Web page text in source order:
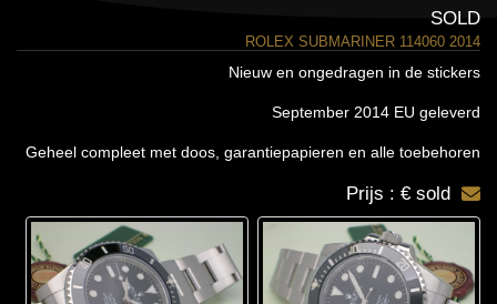
SOLD
ROLEX SUBMARINER 114060 2014
Nieuw en ongedragen in de stickers
September 2014 EU geleverd
Geheel compleet met doos, garantiepapieren en alle toebehoren
Prijs : € sold